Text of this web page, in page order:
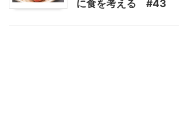
に食を考える #43